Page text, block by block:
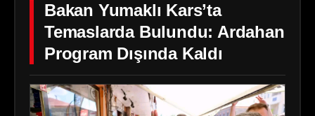
Bakan Yumaklı Kars’ta
Temaslarda Bulundu: Ardahan
Program Dışında Kaldı